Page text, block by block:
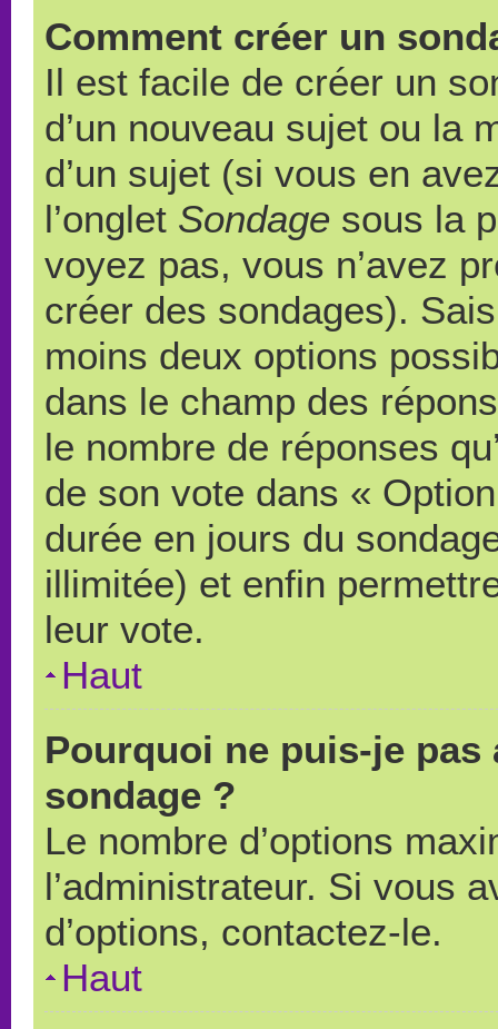
Comment créer un
Il est facile de créer un
d’un nouveau sujet ou la
d’un sujet (si vous en
l’onglet Sondage sous la
voyez pas, vous n’avez
créer des sondages).
moins deux options
dans le champ des
le nombre de réponses
de son vote dans «
durée en jours du
illimitée) et enfin
leur vote.
Haut
Pourquoi ne puis-je
sondage ?
Le nombre d’options
l’administrateur. Si vous
d’options, contactez-le.
Haut